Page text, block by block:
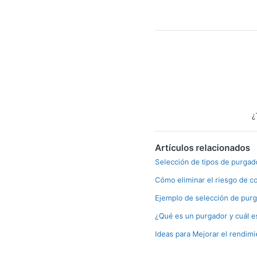
Artículos relacionados
Selección de tipos de
Cómo eliminar el riesgo de
Ejemplo de selección de
¿Qué es un purgador y cuál
Ideas para Mejorar el